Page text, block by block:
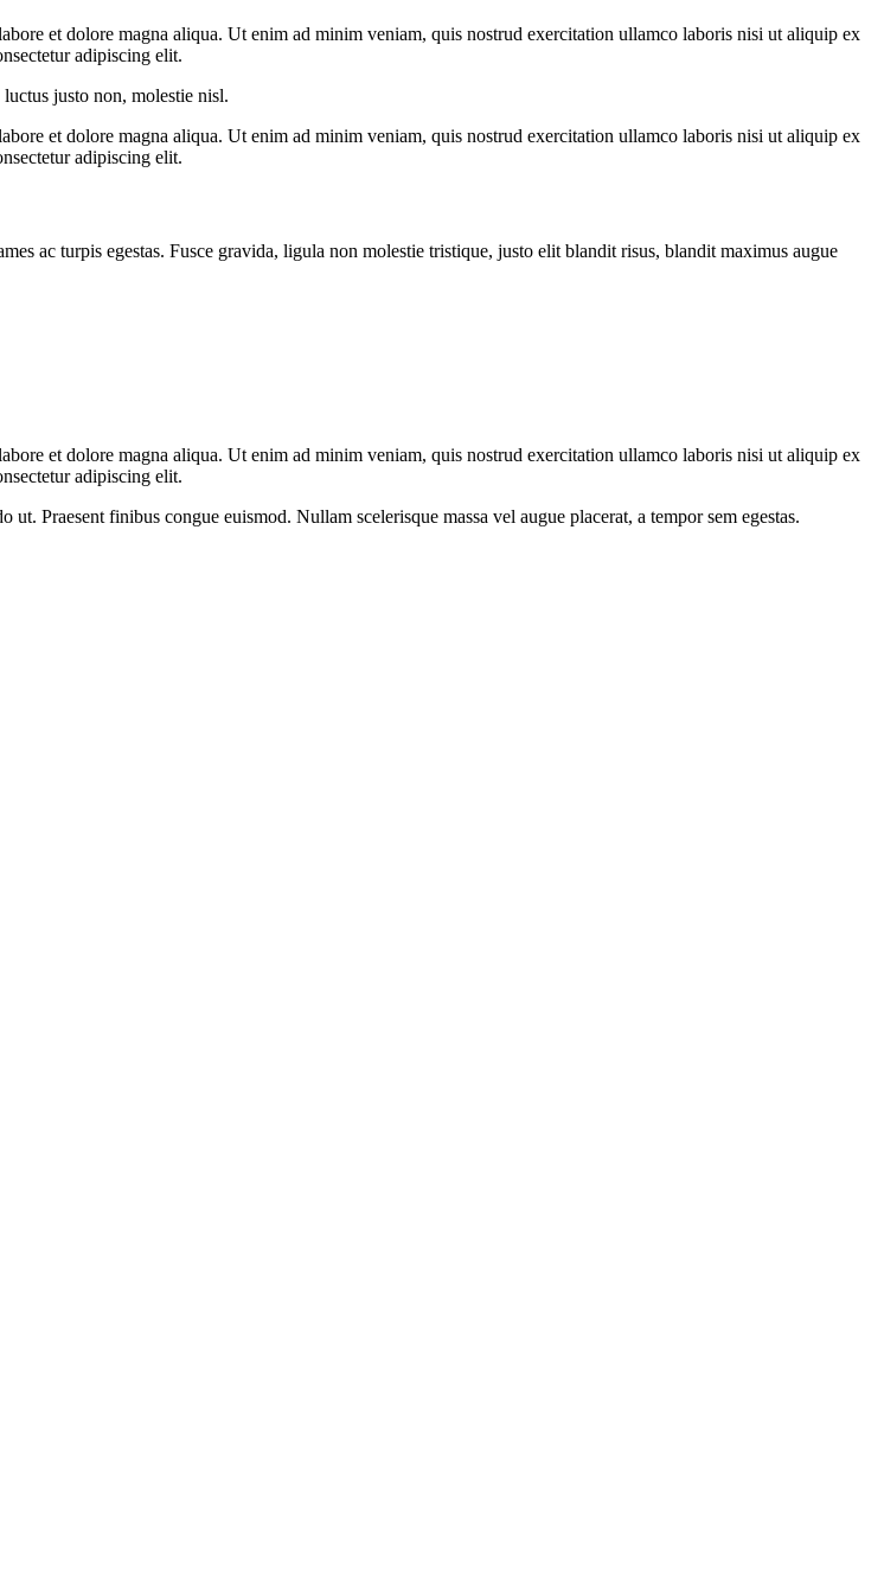
et dolore magna aliqua. Ut enim ad minim veniam, quis nostrud exercitation ullamco laboris nisi ut aliquip ex
adipiscing elit.
justo non, molestie nisl.
et dolore magna aliqua. Ut enim ad minim veniam, quis nostrud exercitation ullamco laboris nisi ut aliquip ex
adipiscing elit.
ac turpis egestas. Fusce gravida, ligula non molestie tristique, justo elit blandit risus, blandit maximus augue
et dolore magna aliqua. Ut enim ad minim veniam, quis nostrud exercitation ullamco laboris nisi ut aliquip ex
adipiscing elit.
Praesent finibus congue euismod. Nullam scelerisque massa vel augue placerat, a tempor sem egestas.